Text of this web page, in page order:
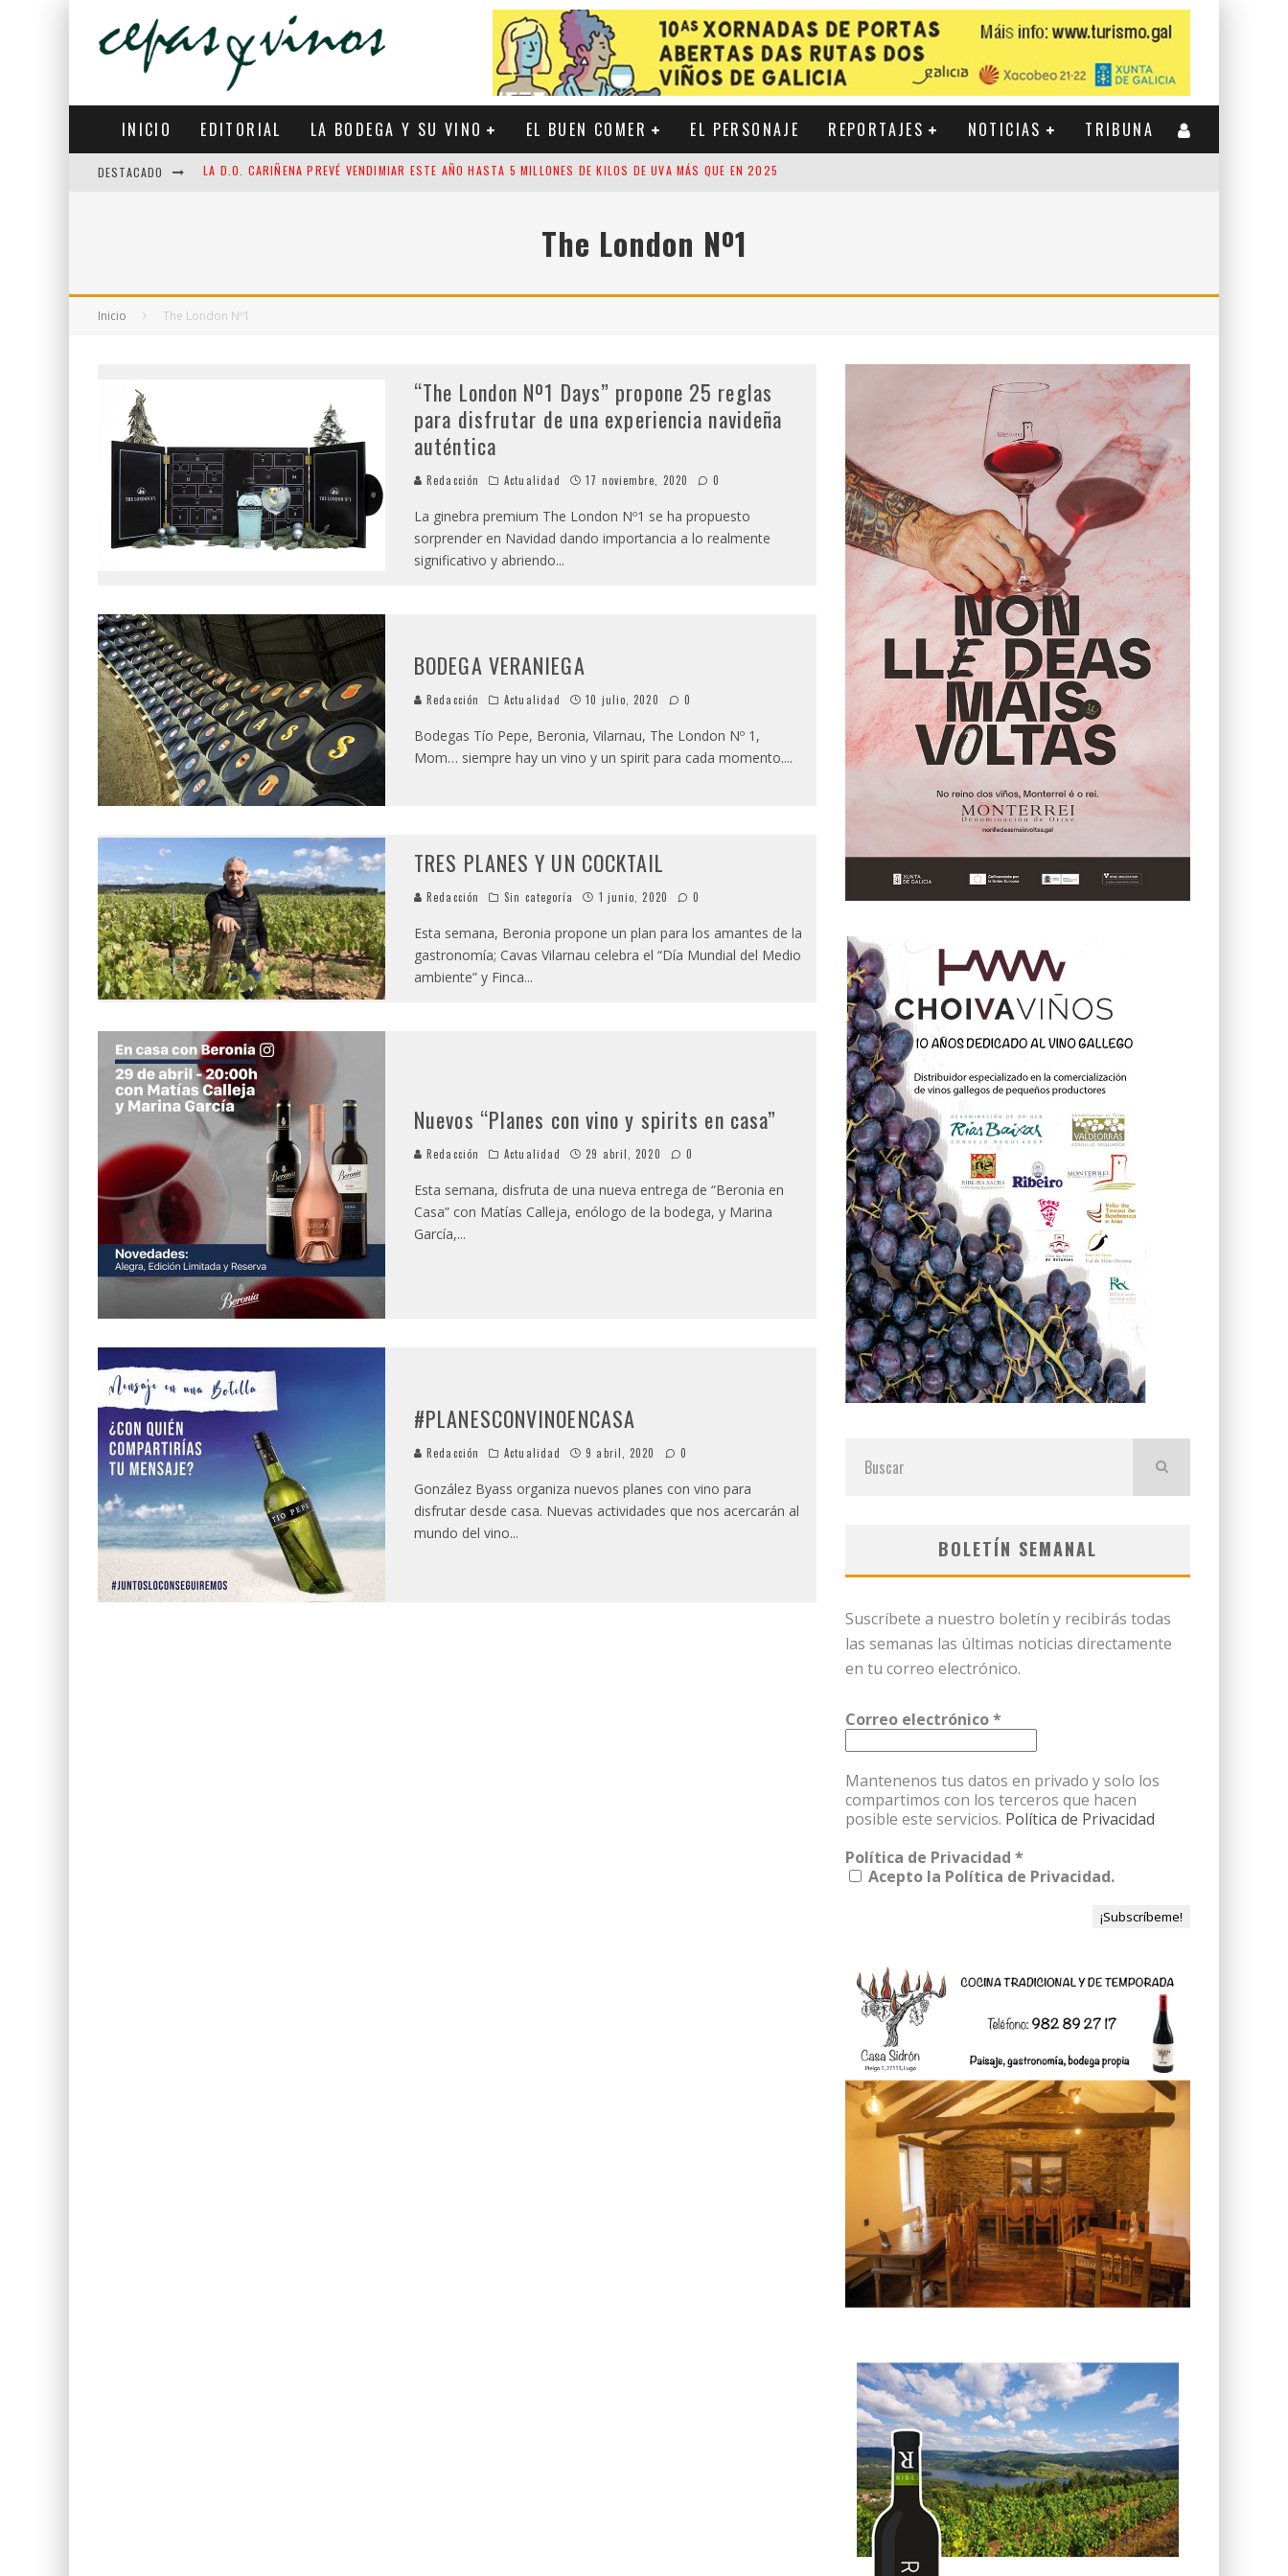
INICIO EDITORIAL LA BODEGA Y SU VINO EL BUEN COMER EL PERSONAJE REPORTAJES NOTICIAS TRIBUNA
DESTACADO LA INTELIGENCIA ARTIFICIAL APRENDE DEL VIÑEDO DE RIOJA
LA D.O. RUEDA CONSOLIDA UN SEMESTRE MARCADO POR LA LLEGADA DE NUEVOS VINOS, INVESTIGACIÓN Y UNA CRECIENTE PROYECCIÓN INTERNACIONAL
The London Nº1
Inicio The London Nº1
“The London Nº1 Days” propone 25 reglas
para disfrutar de una experiencia navideña
auténtica
Redacción Actualidad 17 noviembre, 2020 0
La ginebra premium The London Nº1 se ha propuesto
sorprender en Navidad dando importancia a lo realmente
significativo y abriendo...
BODEGA VERANIEGA
Redacción Actualidad 10 julio, 2020 0
Bodegas Tío Pepe, Beronia, Vilarnau, The London Nº 1,
Mom… siempre hay un vino y un spirit para cada momento....
TRES PLANES Y UN COCKTAIL
Redacción Sin categoría 1 junio, 2020 0
Esta semana, Beronia propone un plan para los amantes de la
gastronomía; Cavas Vilarnau celebra el “Día Mundial del Medio
ambiente” y Finca...
Nuevos “Planes con vino y spirits en casa”
Redacción Actualidad 29 abril, 2020 0
Esta semana, disfruta de una nueva entrega de “Beronia en
Casa” con Matías Calleja, enólogo de la bodega, y Marina
García,...
#PLANESCONVINOENCASA
Redacción Actualidad 9 abril, 2020 0
González Byass organiza nuevos planes con vino para
disfrutar desde casa. Nuevas actividades que nos acercarán al
mundo del vino...
BOLETÍN SEMANAL
Suscríbete a nuestro boletín y recibirás todas
las semanas las últimas noticias directamente
en tu correo electrónico.
Correo electrónico*
Mantenenos tus datos en privado y solo los
compartimos con los terceros que hacen
posible este servicios. Política de Privacidad
Política de Privacidad *
Acepto la Política de Privacidad.